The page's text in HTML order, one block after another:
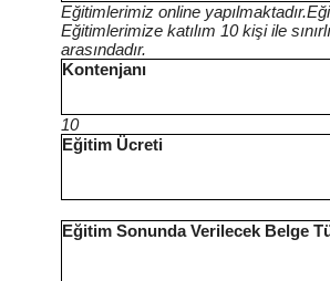
Eğitimlerimiz online
Eğitimlerimize katılım 10 kişi ile
arasındadır.
Kontenjanı
10
Eğitim Ücreti
Eğitim Sonunda Verilecek Belge